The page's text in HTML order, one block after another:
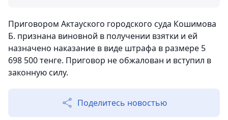
Приговором Актауского городского суда Кошимова
Б. признана виновной в получении взятки и ей
назначено наказание в виде штрафа в размере 5
698 500 тенге. Приговор не обжалован и вступил в
законную силу.
Поделитесь новостью